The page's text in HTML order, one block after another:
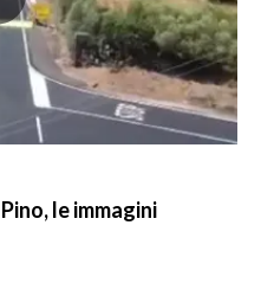
le immagini